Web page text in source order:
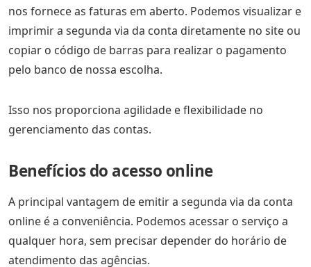
nos fornece as faturas em aberto. Podemos visualizar e
imprimir a segunda via da conta diretamente no site ou
copiar o código de barras para realizar o pagamento
pelo banco de nossa escolha.
Isso nos proporciona agilidade e flexibilidade no
gerenciamento das contas.
Benefícios do acesso online
A principal vantagem de emitir a segunda via da conta
online é a conveniência. Podemos acessar o serviço a
qualquer hora, sem precisar depender do horário de
atendimento das agências.